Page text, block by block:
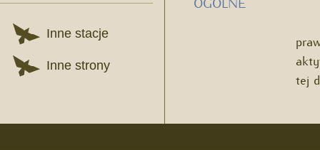
Inne stacje
Inne strony
tej